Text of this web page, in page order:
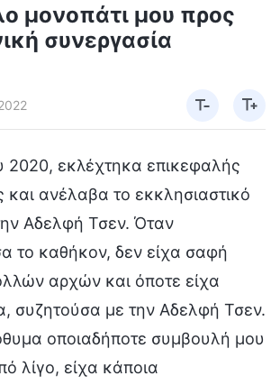
μονοπάτι μου προς
συνεργασία
2020, εκλέχτηκα επικεφαλής
και ανέλαβα το εκκλησιαστικό
Αδελφή Τσεν. Όταν
το καθήκον, δεν είχα σαφή
αρχών και όποτε είχα
συζητούσα με την Αδελφή Τσεν.
οποιαδήποτε συμβουλή μου
λίγο, είχα κάποια